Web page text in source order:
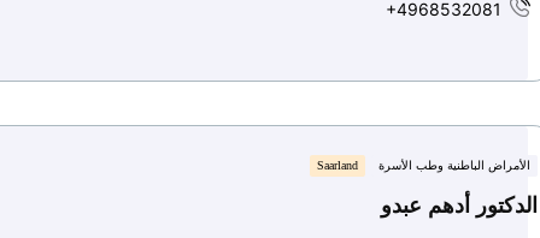
+4968532081
الأمراض الباطنية وطب الأسرة Saarland
الدكتور أدهم عبدو